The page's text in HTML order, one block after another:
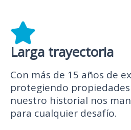
Larga trayectoria
Con más de 15 años de
protegiendo
nuestro historial nos
para cualquier desafío.